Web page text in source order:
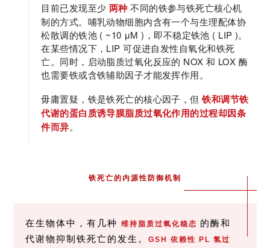
目前已发现至少 两种不同的铁参与铁死亡核心机
制的方式。哺乳动物细胞内含有一个与生理配体协
松散调的铁池 ( ~10 μM )，即不稳定铁池 ( LIP )。
在某些情况下，LIP 可促进自发性自氧化和铁死
亡。同时，启动脂质过氧化反应的 NOX 和 LOX 酶
也需要铁或含铁辅助因子才能发挥作用。
毋庸置疑，铁是铁死亡的核心因子，但铁和调节铁
代谢的蛋白质诱导膜脂质过氧化作用的过程却因条
件而异。
铁死亡的内源性防御机制
在生物体中，有几种维持脂质过氧化稳态 的酶和
代谢物抑制铁死亡的发生。GSH 依赖性 PL 氢过